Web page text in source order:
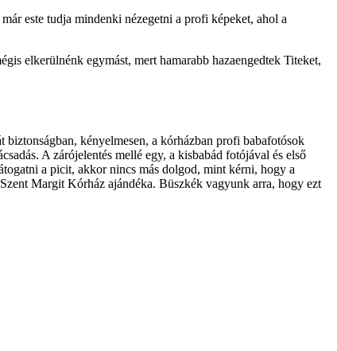
este tudja mindenki nézegetni a profi képeket, ahol a
elkerülnénk egymást, mert hamarabb hazaengedtek Titeket,
kényelmesen, a kórházban profi babafotósok
A zárójelentés mellé egy, a kisbabád fotójával és első
a picit, akkor nincs más dolgod, mint kérni, hogy a
Margit Kórház ajándéka. Büszkék vagyunk arra, hogy ezt